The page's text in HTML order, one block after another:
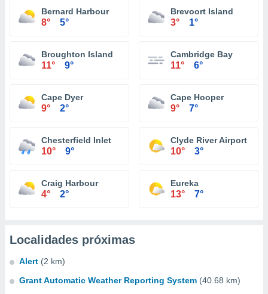
Bernard Harbour
8° 5°
Brevoort Island
3° 1°
Broughton Island
11° 9°
Cambridge Bay
11° 6°
Cape Dyer
9° 2°
Cape Hooper
9° 7°
Chesterfield Inlet
10° 9°
Clyde River Airport
10° 3°
Craig Harbour
4° 2°
Eureka
13° 7°
Localidades próximas
Alert (2 km)
Grant Automatic Weather Reporting System (40.68 km)